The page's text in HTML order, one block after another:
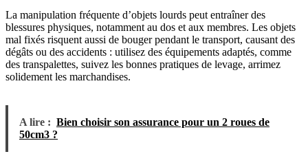
La manipulation fréquente d’objets lourds peut entraîner des
blessures physiques, notamment au dos et aux membres. Les objets
mal fixés risquent aussi de bouger pendant le transport, causant des
dégâts ou des accidents : utilisez des équipements adaptés, comme
des transpalettes, suivez les bonnes pratiques de levage, arrimez
solidement les marchandises.
A lire : Bien choisir son assurance pour un 2 roues de
50cm3 ?